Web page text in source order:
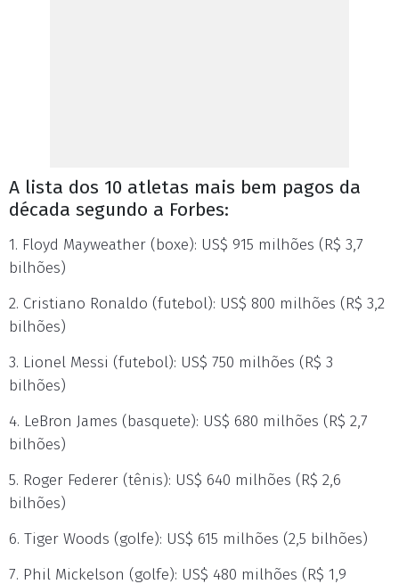
A lista dos 10 atletas mais bem pagos da
década segundo a Forbes:
1. Floyd Mayweather (boxe): US$ 915 milhões (R$ 3,7
bilhões)
2. Cristiano Ronaldo (futebol): US$ 800 milhões (R$ 3,2
bilhões)
3. Lionel Messi (futebol): US$ 750 milhões (R$ 3
bilhões)
4. LeBron James (basquete): US$ 680 milhões (R$ 2,7
bilhões)
5. Roger Federer (tênis): US$ 640 milhões (R$ 2,6
bilhões)
6. Tiger Woods (golfe): US$ 615 milhões (2,5 bilhões)
7. Phil Mickelson (golfe): US$ 480 milhões (R$ 1,9